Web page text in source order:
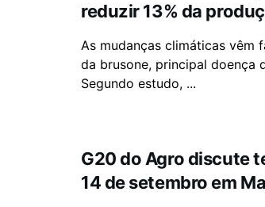
reduzir 13% da
As mudanças climáticas vêm
da brusone, principal doença
Segundo estudo, ...
G20 do Agro discute
14 de setembro em